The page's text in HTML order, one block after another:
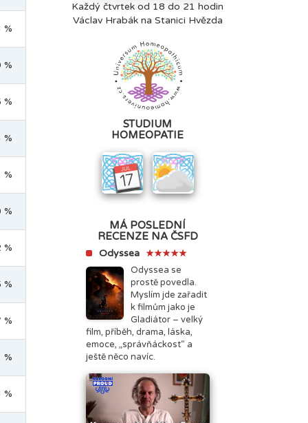
%
%
%
%
%
%
%
%
%
%
%
Každý čtvrtek od 18 do 21 hodin
Václav Hrabák na Stanici Hvězda
STUDIUM
HOMEOPATIE
MÁ POSLEDNÍ
RECENZE NA ČSFD
Odyssea ★★★★★
Odyssea se
prostě povedla.
Myslím jde zařadit
k filmům jako je
Gladiátor – velký
film, příběh, drama, láska,
emoce, „správňáckost“ a
ještě něco navíc.